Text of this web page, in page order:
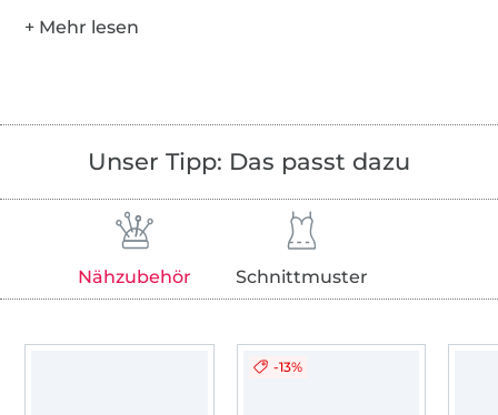
Unser Tipp: Das passt dazu
Nähzubehör Schnittmuster
-13%